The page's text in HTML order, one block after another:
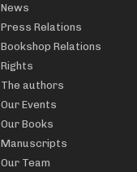
News
Press Relations
Bookshop Relations
Rights
The authors
Our Events
Our Books
Manuscripts
Our Team